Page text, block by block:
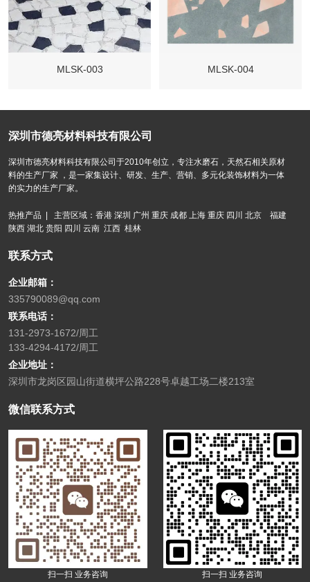
MLSK-003 MLSK-004
深圳市德亮材料科技有限公司
深圳市德亮材料科技有限公司于2010年创立，专注水磨石，天然石相关原材
料的生产厂家 ，是一家集设计、研发、生产、营销、多元化装饰材料为一体
的实力的生产厂家。
热推产品 | 主营区域：香港 深圳 广州 重庆 成都 上海 重庆 四川 北京 福建
陕西 湖北 贵阳 四川 云南 江西 桂林
联系方式
企业邮箱：
335790089@qq.com
联系电话：
131-2973-1672/周工
133-4294-4172/周工
企业地址：
深圳市龙岗区园山街道横坪公路228号卓越工场二楼213室
微信联系方式
扫一扫 业务咨询 扫一扫 业务咨询